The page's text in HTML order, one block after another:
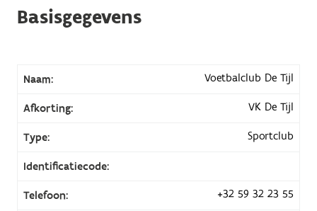
Basisgegevens
Naam: Voetbalclub De Tijl
Afkorting: VK De Tijl
Type: Sportclub
Identificatiecode:
Telefoon: +32 59 32 23 55